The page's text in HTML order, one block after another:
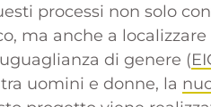
processi non solo
ma anche a
di genere (
uomini e donne, la